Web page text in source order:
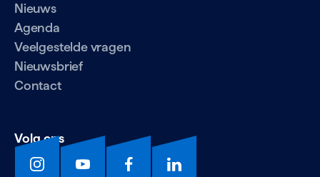
Nieuws
Agenda
Veelgestelde vragen
Nieuwsbrief
Contact
Volg ons